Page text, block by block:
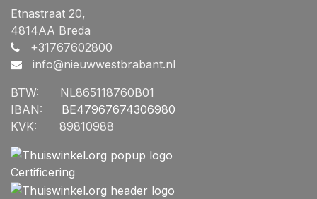
Etnastraat 20,
4814AA Breda
+31767602800
info@nieuwwestbrabant.nl
BTW:
​NL865118760B01
IBAN:
​BE47967674306980
KVK:
​89810988
Certificering